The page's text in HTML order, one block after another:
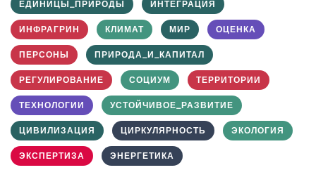
ЕДИНИЦЫ_ПРИРОДЫ ИНТЕГРАЦИЯ
ИНФРАГРИН КЛИМАТ МИР ОЦЕНКА
ПЕРСОНЫ ПРИРОДА_И_КАПИТАЛ
РЕГУЛИРОВАНИЕ СОЦИУМ ТЕРРИТОРИИ
ТЕХНОЛОГИИ УСТОЙЧИВОЕ_РАЗВИТИЕ
ЦИВИЛИЗАЦИЯ ЦИРКУЛЯРНОСТЬ ЭКОЛОГИЯ
ЭКСПЕРТИЗА ЭНЕРГЕТИКА